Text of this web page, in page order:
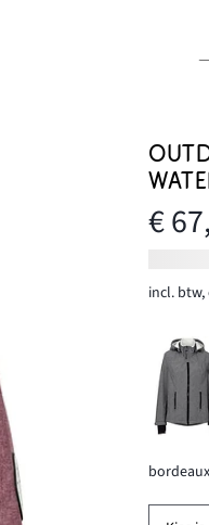
€
incl. btw,